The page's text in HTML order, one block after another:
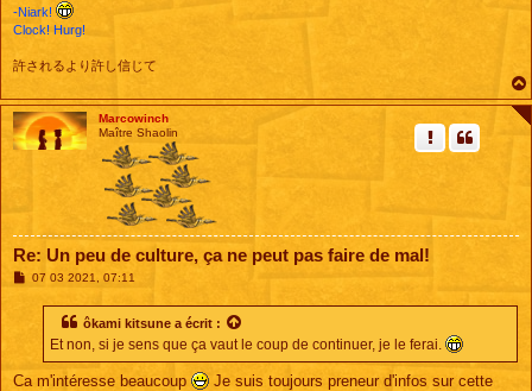
-Niark!
Clock! Hurg!
許されるより許し信じて
Marcowinch
Maître Shaolin
Re: Un peu de culture, ça ne peut pas faire de mal!
M07 03 2021, 07:11
ôkami kitsune a écrit :
Et non, si je sens que ça vaut le coup de continuer, je le ferai.
Ca m'intéresse beaucoup
Je suis toujours preneur d'infos sur cette